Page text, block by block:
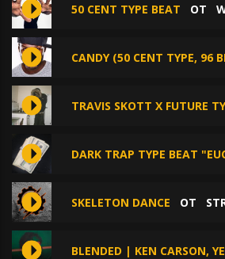
50 CENT TYPE BEAT ОТ
CANDY (50 CENT TYPE, 96
TRAVIS SKOTT X FUTURE
DARK TRAP TYPE BEAT
SKELETON DANCE ОТ
BLENDED | KEN CARSON,